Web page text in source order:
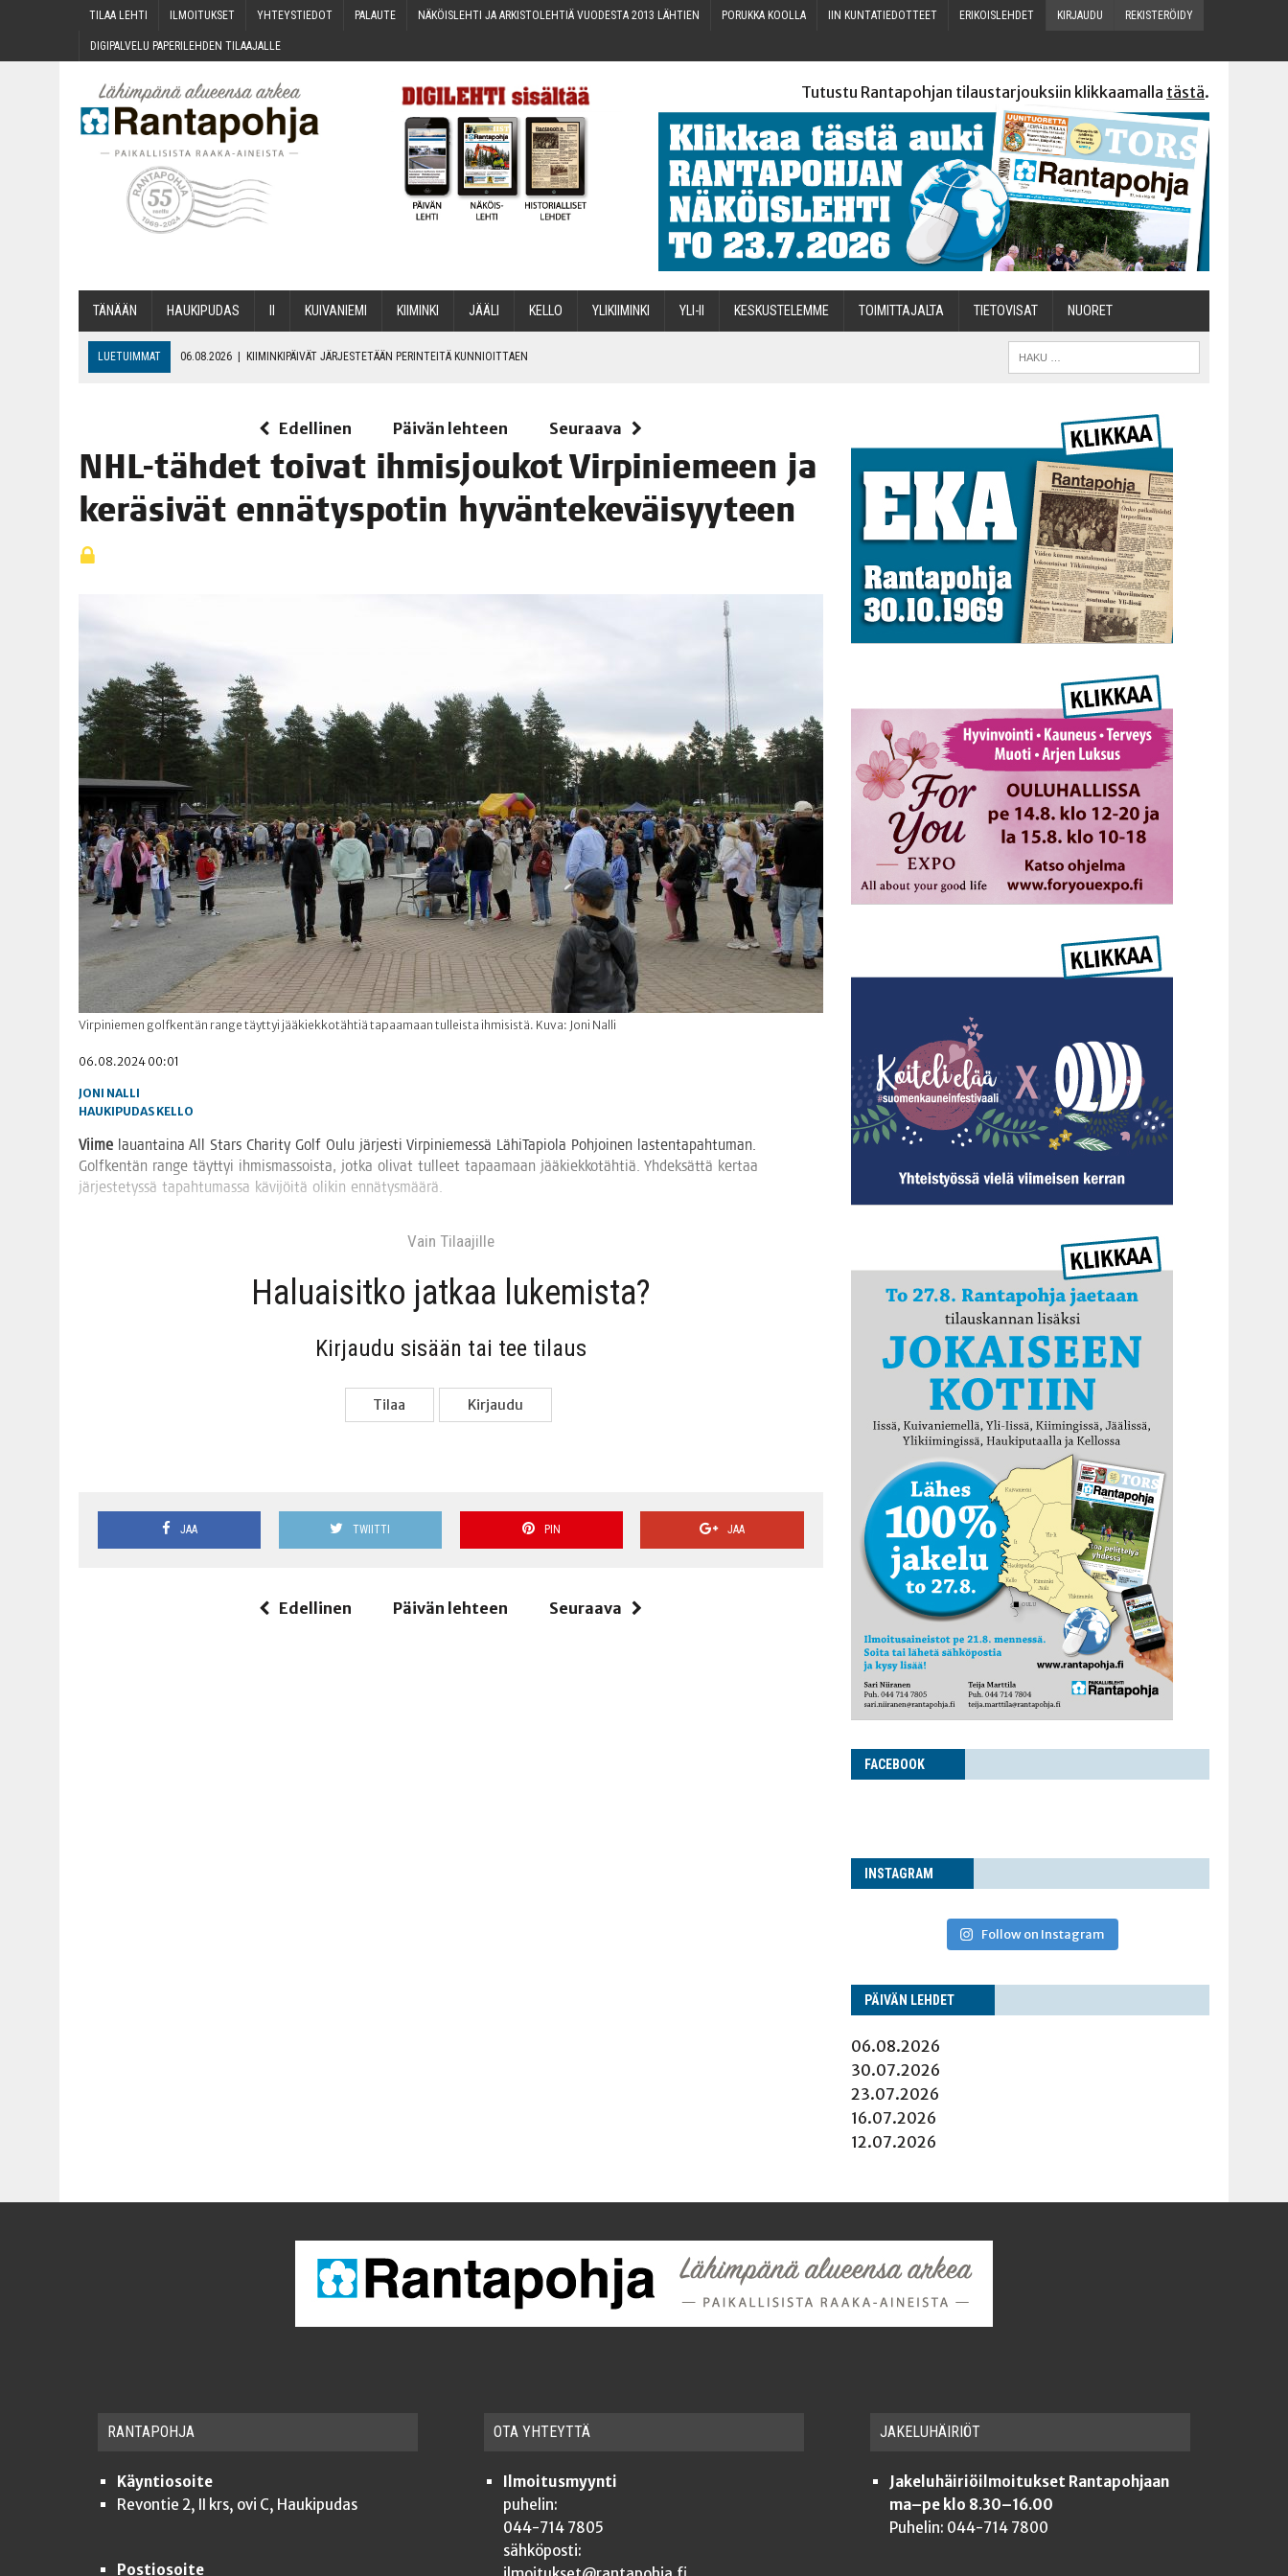
TILAA LEH­TI ILMOI­TUK­SET YHTEYS­TIE­DOT PALAU­TE NÄKÖIS­LEH­TI JA ARKIS­TO­LEH­TIÄ VUO­DES­TA 2013 LÄHTIEN PORUK­KA KOOLLA IIN KUN­TA­TIE­DOT­TEET ERI­KOIS­LEH­DET KIR­JAU­DU REKIS­TE­RÖI­DY
DIGI­PAL­VE­LU PAPE­RI­LEH­DEN TILAAJALLE
Tutustu Rantapohjan tilaustarjouksiin klikkaamalla tästä.
TÄNÄÄN HAU­KI­PU­DAS KUI­VA­NIE­MI KII­MIN­KI JÄÄ­LI KEL­LO YLI­KII­MIN­KI YLI-II KES­KUS­TE­LEM­ME TOI­MIT­TA­JAL­TA TIETOVISAT NUO­RET
LUETUIMMAT 06.08.2026 | KII­MIN­KI­PÄI­VÄT JÄR­JES­TE­TÄÄN PERIN­TEI­TÄ KUNNIOITTAEN
MAKA­RO­NI­LAA­TI­KOL­LA ARKEEN
06.08.2026 OPIN­TOI­HIN KAN­SA­LAIS­OPIS­TOS­SA VOI SAA­DA AVUSTUSTA
08.08.2026 MENO­VINK­KE­JÄ LOP­PU­KE­SÄN TAPAHTUMIIN
Edellinen Päivän lehteen Seuraava
NHL-täh­det toi­vat ihmis­jou­kot Vir­pi­nie­meen ja
kerä­si­vät ennä­tys­po­tin hyväntekeväisyyteen
Virpiniemen golfkentän range täyttyi jääkiekkotähtiä tapaamaan tulleista ihmisistä. Kuva: Joni Nalli
06.08.2024 00:01
JONI NALLI
HAUKIPUDAS KELLO
Vii­me lau­an­tai­na All Stars Cha­ri­ty Golf Oulu jär­jes­ti Vir­pi­nie­mes­sä Lähi­Ta­pio­la Poh­joi­nen las­ten­ta­pah­tu­man.
Golf­ken­tän ran­ge täyt­tyi ihmis­mas­sois­ta, jot­ka oli­vat tul­leet tapaa­maan jää­kiek­ko­täh­tiä. Yhdek­sät­tä ker­taa
jär­jes­te­tys­sä tapah­tu­mas­sa kävi­jöi­tä oli­kin ennätysmäärä.
Vain Tilaa­jil­le
Haluai­sit­ko jat­kaa lukemista?
Kir­jau­du sisään tai tee tilaus
Tilaa Kir­jau­du
JAA TWIITTI PIN JAA
Edellinen Päivän lehteen Seuraava
FACE­BOOK
INS­TA­GRAM
Follow on Instagram
PÄI­VÄN LEHDET
06.08.2026
30.07.2026
23.07.2026
16.07.2026
12.07.2026
RAN­TA­POH­JA
Käyntiosoite
Revontie 2, II krs, ovi C, Haukipudas
Postiosoite
OTA YHTEYT­TÄ
Ilmoitusmyynti
puhelin:
044-714 7805
sähköposti:
JAKE­LU­HÄI­RIÖT
Jakeluhäiriöilmoitukset Rantapohjaan
ma–pe klo 8.30–16.00
Puhelin: 044-714 7800